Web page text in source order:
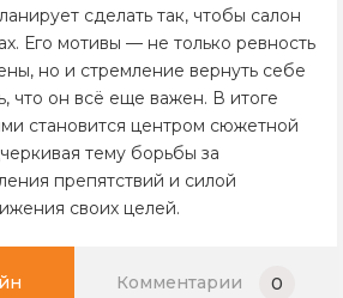
сделать так, чтобы салон
Его мотивы — не только ревность
но и стремление вернуть себе
что он всё еще важен. В итоге
становится центром сюжетной
тему борьбы за
препятствий и силой
своих целей.
Комментарии 0